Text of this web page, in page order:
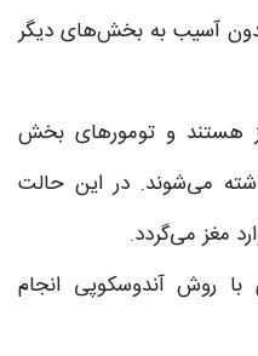
آسیب به بخش‌های دیگر
هستند و تومورهای بخش
می‌شوند. در این حالت
مغز می‌گردد.
روش آندوسکوپی انجام